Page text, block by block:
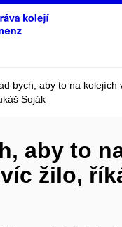
bych, aby to na kolejích
Soják
aby to
žilo,